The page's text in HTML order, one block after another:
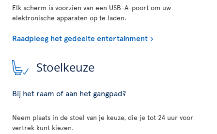
Elk scherm is voorzien van een USB-A-poort om uw
elektronische apparaten op te laden.
Raadpleeg het gedeelte entertainment
Stoelkeuze
Bij het raam of aan het gangpad?
Neem plaats in de stoel van je keuze, die je tot 24 uur voor
vertrek kunt kiezen.